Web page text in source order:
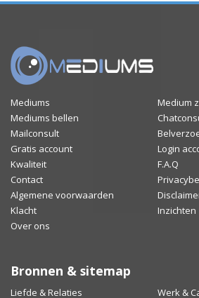
Mediums
Medium
Mediums bellen
Mailconsult
Gratis account
Login
Kwaliteit
F.A.Q
Contact
Algemene voorwaarden
Klacht
Inzichten
Over ons
Bronnen & sitemap
Liefde & Relaties Werk &